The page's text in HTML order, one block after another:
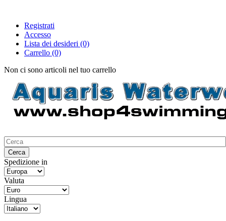
Registrati
Accesso
Lista dei desideri (0)
Carrello (0)
Non ci sono articoli nel tuo carrello
Spedizione in
Valuta
Lingua